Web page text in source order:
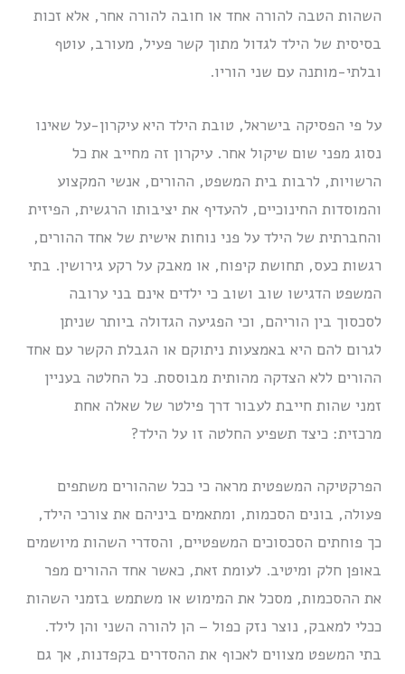
השהות הטבה להורה אחד או חובה להורה אחר, אלא זכות
בסיסית של הילד לגדול מתוך קשר פעיל, מעורב, עוטף
ובלתי-מותנה עם שני הוריו.
על פי הפסיקה בישראל, טובת הילד היא עיקרון-על שאינו
נסוג מפני שום שיקול אחר. עיקרון זה מחייב את כל
הרשויות, לרבות בית המשפט, ההורים, אנשי המקצוע
והמוסדות החינוכיים, להעדיף את יציבותו הרגשית, הפיזית
והחברתית של הילד על פני נוחות אישית של אחד ההורים,
רגשות כעס, תחושת קיפוח, או מאבק על רקע גירושין. בתי
המשפט הדגישו שוב ושוב כי ילדים אינם בני ערובה
לסכסוך בין הוריהם, וכי הפגיעה הגדולה ביותר שניתן
לגרום להם היא באמצעות ניתוקם או הגבלת הקשר עם אחד
ההורים ללא הצדקה מהותית מבוססת. כל החלטה בעניין
זמני שהות חייבת לעבור דרך פילטר של שאלה אחת
מרכזית: כיצד תשפיע החלטה זו על הילד?
הפרקטיקה המשפטית מראה כי ככל שההורים משתפים
פעולה, בונים הסכמות, ומתאמים ביניהם את צורכי הילד,
כך פוחתים הסכסוכים המשפטיים, והסדרי השהות מיושמים
באופן חלק ומיטיב. לעומת זאת, כאשר אחד ההורים מפר
את ההסכמות, מסכל את המימוש או משתמש בזמני השהות
ככלי למאבק, נוצר נזק כפול – הן להורה השני והן לילד.
בתי המשפט מצווים לאכוף את ההסדרים בקפדנות, אך גם